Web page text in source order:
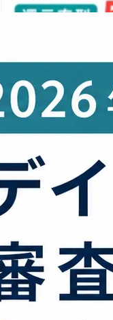
【情報先取り】2026
体PayPa...
2026年8月10日